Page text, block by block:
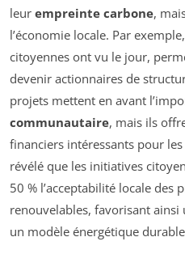
leur empreinte carbone,
l’économie locale. Par
citoyennes ont vu le jour,
devenir actionnaires de
projets mettent en avant
communautaire, mais ils
financiers intéressants pour
révélé que les initiatives
50 % l’acceptabilité locale des
renouvelables, favorisant
un modèle énergétique